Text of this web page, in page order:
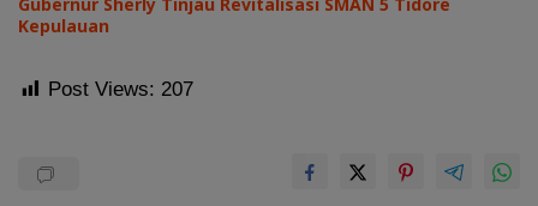
Kepulauan
Post Views: 207